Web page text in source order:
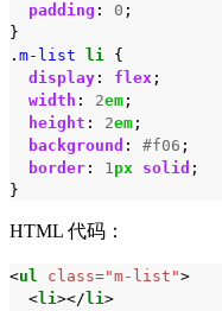
padding : 0 ;
}
. m-list li {
display : flex ;
width : 2em ;
height : 2em ;
background : #f06 ;
border : 1px solid ;
}
HTML 代码：
<ul class="m-list">
<li></ li>